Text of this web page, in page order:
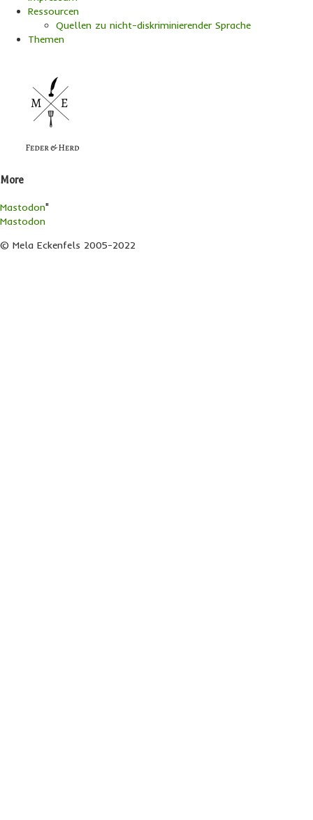
Ressourcen
Quellen zu nicht-diskriminierender Sprache
Themen
More
Mastodon"
Mastodon
© Mela Eckenfels 2005-2022